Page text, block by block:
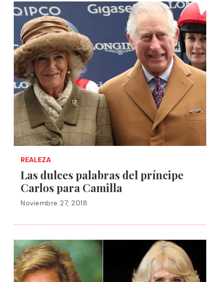
REALEZA
Las dulces palabras del príncipe
Carlos para Camilla
Noviembre 27, 2018